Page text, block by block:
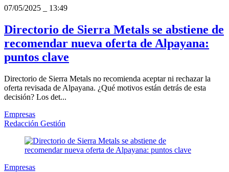
07/05/2025
13:49
Directorio de Sierra Metals se abstiene de
recomendar nueva oferta de Alpayana:
puntos clave
Directorio de Sierra Metals no recomienda aceptar ni rechazar la
oferta revisada de Alpayana. ¿Qué motivos están detrás de esta
decisión? Los det...
Empresas
Redacción Gestión
Empresas